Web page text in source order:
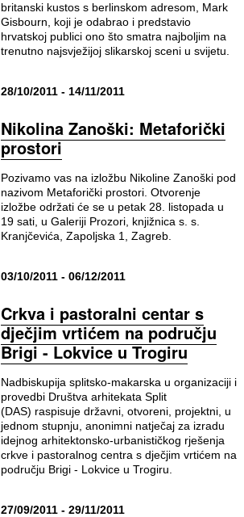
britanski kustos s berlinskom adresom, Mark
Gisbourn, koji je odabrao i predstavio
hrvatskoj publici ono što smatra najboljim na
trenutno najsvježijoj slikarskoj sceni u svijetu.
28/10/2011 - 14/11/2011
Nikolina Zanoški: Metaforički
prostori
Pozivamo vas na izložbu Nikoline Zanoški pod
nazivom Metaforički prostori. Otvorenje
izložbe održati će se u petak 28. listopada u
19 sati, u Galeriji Prozori, knjižnica s. s.
Kranjčevića, Zapoljska 1, Zagreb.
03/10/2011 - 06/12/2011
Crkva i pastoralni centar s
dječjim vrtićem na području
Brigi - Lokvice u Trogiru
Nadbiskupija splitsko-makarska u organizaciji i
provedbi Društva arhitekata Split
(DAS) raspisuje državni, otvoreni, projektni, u
jednom stupnju, anonimni natječaj za izradu
idejnog arhitektonsko-urbanističkog rješenja
crkve i pastoralnog centra s dječjim vrtićem na
području Brigi - Lokvice u Trogiru.
27/09/2011 - 29/11/2011